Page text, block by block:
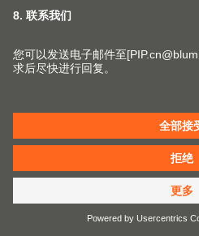
室内设计师服务
外观出色，功能实用我们的产品
和服务可帮助您实现设计理念。